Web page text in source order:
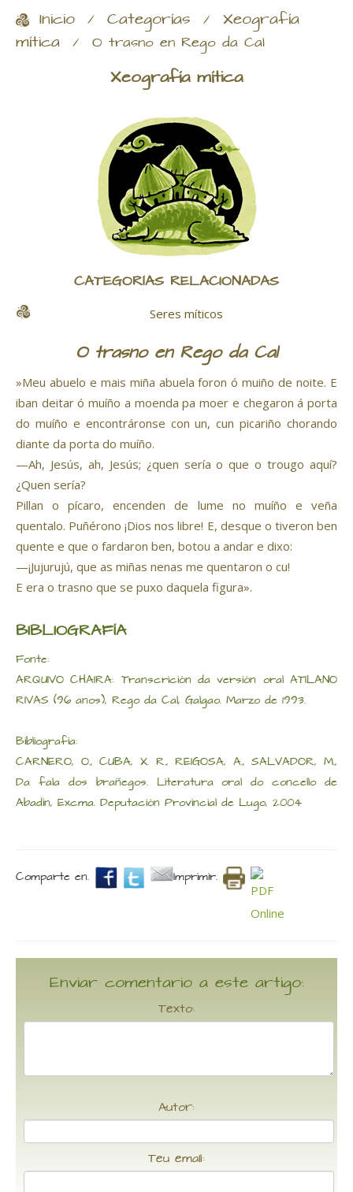
Inicio / Categorías / Xeografía
mítica / O trasno en Rego da Cal
Xeografía mítica
CATEGORÍAS RELACIONADAS
Seres míticos
O trasno en Rego da Cal
»Meu abuelo e mais miña abuela foron ó muiño de noite. E
iban deitar ó muíño a moenda pa moer e chegaron á porta
do muíño e encontráronse con un, cun picariño chorando
diante da porta do muíño.
—Ah, Jesús, ah, Jesús; ¿quen sería o que o trougo aquí?
¿Quen sería?
Pillan o pícaro, encenden de lume no muíño e veña
quentalo. Puñérono ¡Dios nos libre! E, desque o tiveron ben
quente e que o fardaron ben, botou a andar e dixo:
—¡Jujurujú, que as miñas nenas me quentaron o cu!
E era o trasno que se puxo daquela figura».
BIBLIOGRAFÍA
Fonte:
ARQUIVO CHAIRA: Transcrición da versión oral ATILANO
RIVAS (96 anos), Rego da Cal, Galgao. Marzo de 1993.
Bibliografía:
CARNERO, O., CUBA, X. R., REIGOSA, A., SALVADOR, M.,
Da fala dos brañegos. Literatura oral do concello de
Abadín, Excma. Deputación Provincial de Lugo, 2004
Comparte en. Imprimir.
Enviar comentario a este artigo:
Texto:
Autor:
Teu email: